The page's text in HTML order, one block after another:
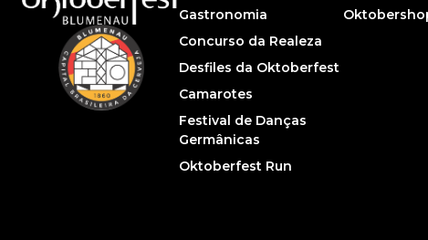
Gastronomia
Concurso da Realeza
Desfiles da Oktoberfest
Camarotes
Festival de Danças
Germânicas
Oktoberfest Run